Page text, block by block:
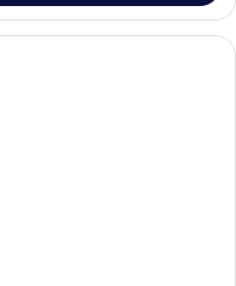
da letto di alta qualità,